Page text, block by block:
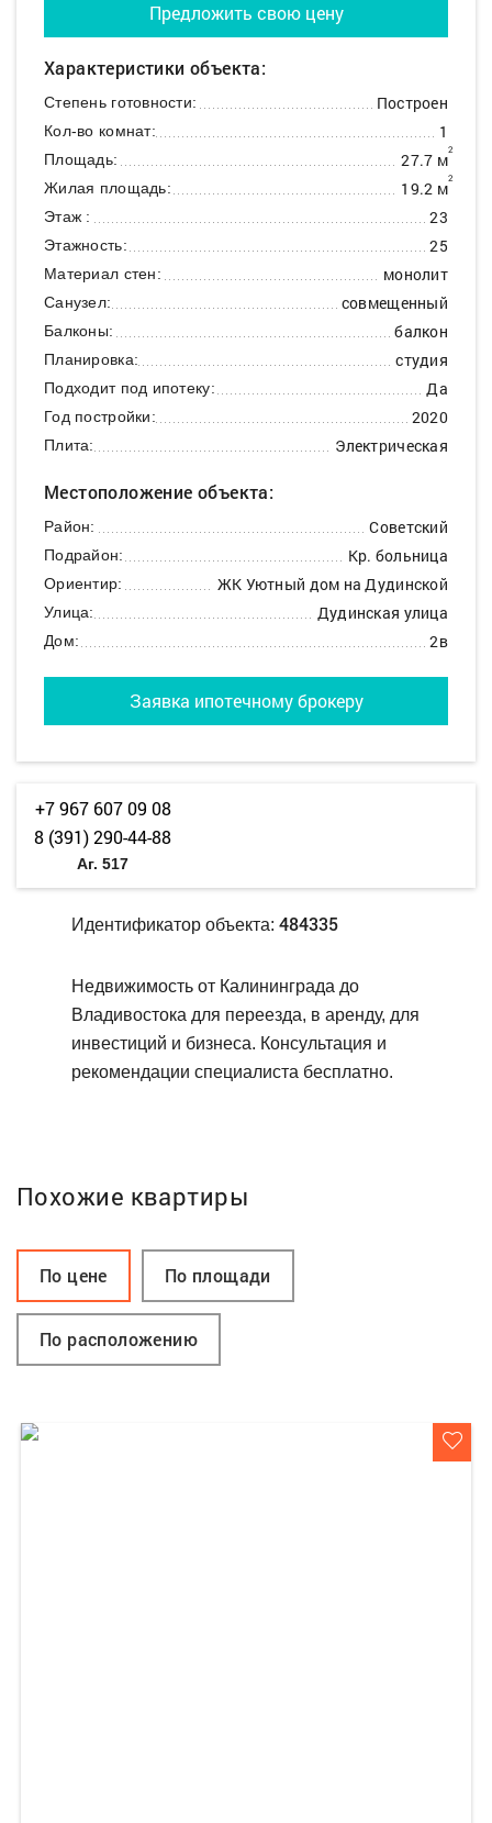
Предложить свою цену
Характеристики объекта:
Степень готовности: Построен
Кол-во комнат: 1
Площадь: 27.7 м2
Жилая площадь: 19.2 м2
Этаж : 23
Этажность: 25
Материал стен: монолит
Санузел: совмещенный
Балконы: балкон
Планировка: студия
Подходит под ипотеку: Да
Год постройки: 2020
Плита: Электрическая
Местоположение объекта:
Район: Советский
Подрайон: Кр. больница
Ориентир: ЖК Уютный дом на Дудинской
Улица: Дудинская улица
Дом: 2в
Заявка ипотечному брокеру
+7 967 607 09 08
8 (391) 290-44-88
Аг. 517
Идентификатор объекта: 484335
Недвижимость от Калининграда до
Владивостока для переезда, в аренду, для
инвестиций и бизнеса. Консультация и
рекомендации специалиста бесплатно.
Похожие квартиры
По цене По площади
По расположению